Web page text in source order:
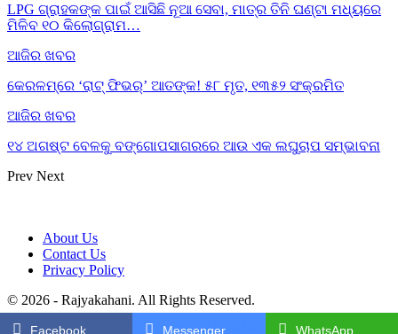
LPG ଗ୍ରାହକଙ୍କ ପାଇଁ ଆସିଛି ନୂଆ ସେବା, ମାତ୍ର ତିନି ଘଣ୍ଟା ମଧ୍ୟରେ
ମିଳିବ ୧୦ କିଲୋଗ୍ରାମ…
ଆଜିର ଖବର
କେରଳମ୍‌ରେ ‘ରାଟ୍ ଫିଭର୍’ ଆତଙ୍କ! ୫୮ ମୃତ, ୧୩୫୨ ସଂକ୍ରମିତ
ଆଜିର ଖବର
୧୪ ଅଗଷ୍ଟ ବେଳକୁ ବଙ୍ଗୋପସାଗରରେ ଆଉ ଏକ ଲଘୁଚାପ ସମ୍ଭାବନା
Prev Next
About Us
Contact Us
Privacy Policy
© 2026 - Rajyakahani. All Rights Reserved.
Design by:KC DIGITAL
Facebook Messenger WhatsApp